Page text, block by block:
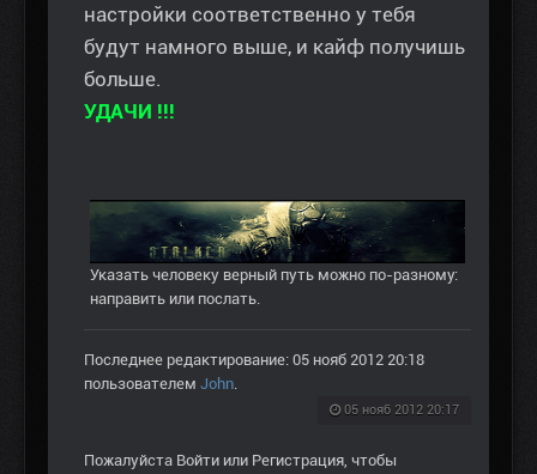
настройки соответственно у тебя
будут намного выше, и кайф получишь
больше.
УДАЧИ !!!
Указать человеку верный путь можно по-разному:
направить или послать.
Последнее редактирование: 05 нояб 2012 20:18
пользователем John.
05 нояб 2012 20:17
Пожалуйста Войти или Регистрация, чтобы